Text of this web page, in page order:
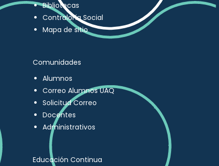
Bibliotecas
Contraloría Social
Mapa de sitio
Comunidades
Alumnos
Correo Alumnos UAQ
Solicitud Correo
Docentes
Administrativos
Educación Continua